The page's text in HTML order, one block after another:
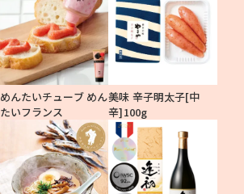
めんたいチューブ めん
たいフランス
美味 辛子明太子[中
辛]100g